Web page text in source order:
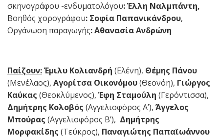
σκηνογράφου -ενδυματολόγου: Έλλη Ναλμπάντη,
Βοηθός χορογράφου: Σοφία Παπανικάνδρου,
Οργάνωση παραγωγής: Αθανασία Ανδρώνη
Παίζουν:Έμιλυ Κολιανδρή (Ελένη), Θέμης Πάνου
(Μενέλαος), Αγορίτσα Οικονόμου(Θεονόη), Γιώργος
Καύκας (Θεοκλύμενος),Έφη Σταμούλη (Γερόντισσα),
Δημήτρης Κολοβός (Αγγελιοφόρος Α’), Άγγελος
Μπούρας (Αγγελιοφόρος Β’), Δημήτρης
Μορφακίδης (Τεύκρος), Παναγιώτης Παπαϊωάννου